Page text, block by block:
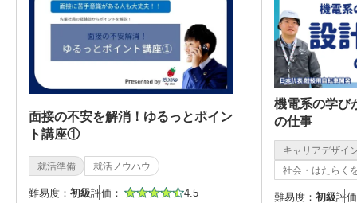
面接の不安を解消！ゆるっとポイン
ト講座①
就活準備 就活ノウハウ
難易度： 初級評価： 4.5
機電系の学
の仕事
キャリアデザイ
社会・はたらく
難易度： 初級評